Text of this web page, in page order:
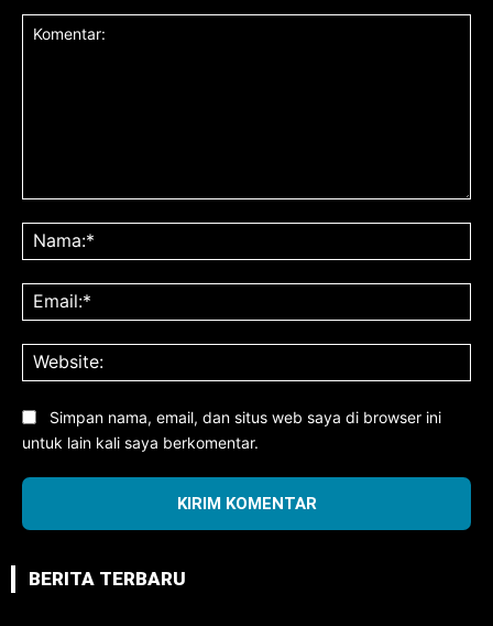
Simpan nama, email, dan situs web saya di browser ini
untuk lain kali saya berkomentar.
BERITA TERBARU